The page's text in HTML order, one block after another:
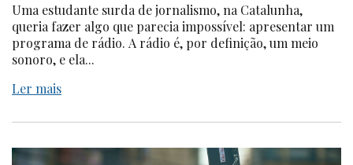
Uma estudante surda de jornalismo, na Catalunha,
queria fazer algo que parecia impossível: apresentar um
programa de rádio. A rádio é, por definição, um meio
sonoro, e ela...
Ler mais